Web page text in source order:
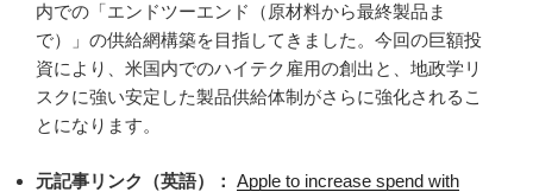
内での「エンドツーエンド（原材料から最終製品ま
で）」の供給網構築を目指してきました。今回の巨額投
資により、米国内でのハイテク雇用の創出と、地政学リ
スクに強い安定した製品供給体制がさらに強化されるこ
とになります。
元記事リンク（英語）： Apple to increase spend with